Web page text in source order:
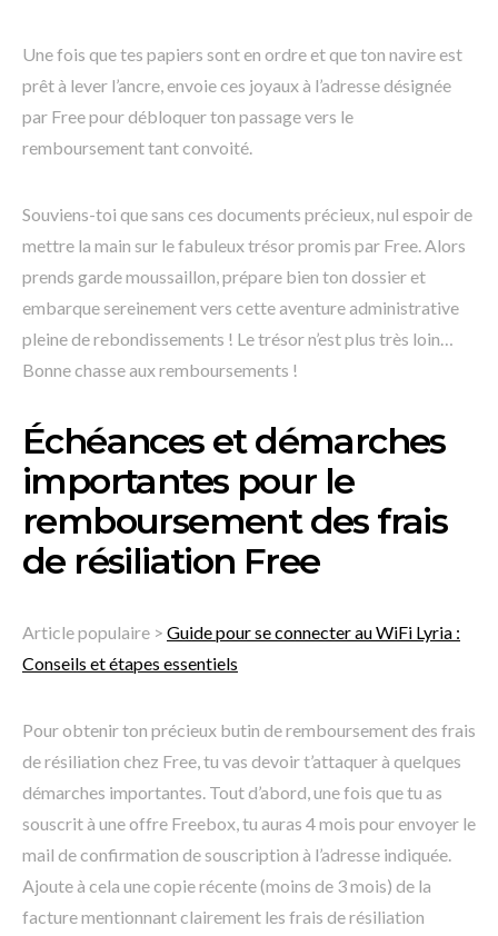
Une fois que tes papiers sont en ordre et que ton navire est
prêt à lever l’ancre, envoie ces joyaux à l’adresse désignée
par Free pour débloquer ton passage vers le
remboursement tant convoité.
Souviens-toi que sans ces documents précieux, nul espoir de
mettre la main sur le fabuleux trésor promis par Free. Alors
prends garde moussaillon, prépare bien ton dossier et
embarque sereinement vers cette aventure administrative
pleine de rebondissements ! Le trésor n’est plus très loin…
Bonne chasse aux remboursements !
Échéances et démarches
importantes pour le
remboursement des frais
de résiliation Free
Article populaire > Guide pour se connecter au WiFi Lyria :
Conseils et étapes essentiels
Pour obtenir ton précieux butin de remboursement des frais
de résiliation chez Free, tu vas devoir t’attaquer à quelques
démarches importantes. Tout d’abord, une fois que tu as
souscrit à une offre Freebox, tu auras 4 mois pour envoyer le
mail de confirmation de souscription à l’adresse indiquée.
Ajoute à cela une copie récente (moins de 3 mois) de la
facture mentionnant clairement les frais de résiliation